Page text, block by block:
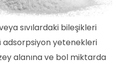
sıvılardaki bileşikleri
adsorpsiyon yetenekleri
alanına ve bol miktarda